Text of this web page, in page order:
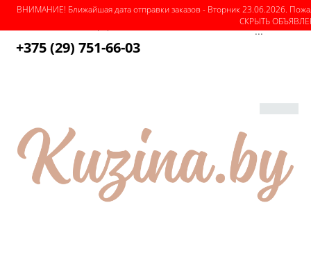
Доставка ...
+375 (29) 751-66-03
ВНИМАНИЕ! Ближайшая дата отправки заказов - Вторник 23.06.2026.
СКРЫТЬ